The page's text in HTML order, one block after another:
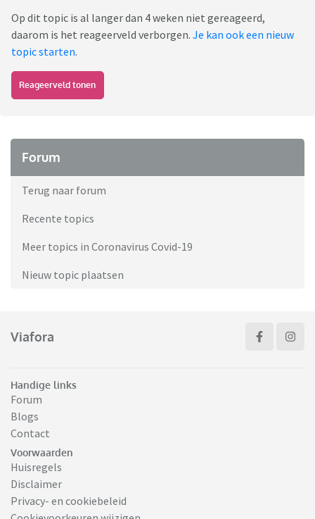
Op dit topic is al langer dan 4 weken niet gereageerd,
daarom is het reageerveld verborgen. Je kan ook een nieuw
topic starten.
Reageerveld tonen
Forum
Terug naar forum
Recente topics
Meer topics in Coronavirus Covid-19
Nieuw topic plaatsen
Viafora
Handige links
Forum
Blogs
Contact
Voorwaarden
Huisregels
Disclaimer
Privacy- en cookiebeleid